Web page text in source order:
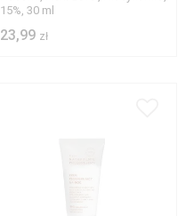
15%, 30 ml
23,99 zł